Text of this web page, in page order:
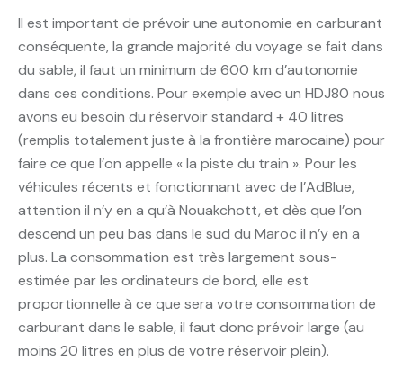
Il est important de prévoir une autonomie en carburant
conséquente, la grande majorité du voyage se fait dans
du sable, il faut un minimum de 600 km d’autonomie
dans ces conditions. Pour exemple avec un HDJ80 nous
avons eu besoin du réservoir standard + 40 litres
(remplis totalement juste à la frontière marocaine) pour
faire ce que l’on appelle « la piste du train ». Pour les
véhicules récents et fonctionnant avec de l’AdBlue,
attention il n’y en a qu’à Nouakchott, et dès que l’on
descend un peu bas dans le sud du Maroc il n’y en a
plus. La consommation est très largement sous-
estimée par les ordinateurs de bord, elle est
proportionnelle à ce que sera votre consommation de
carburant dans le sable, il faut donc prévoir large (au
moins 20 litres en plus de votre réservoir plein).